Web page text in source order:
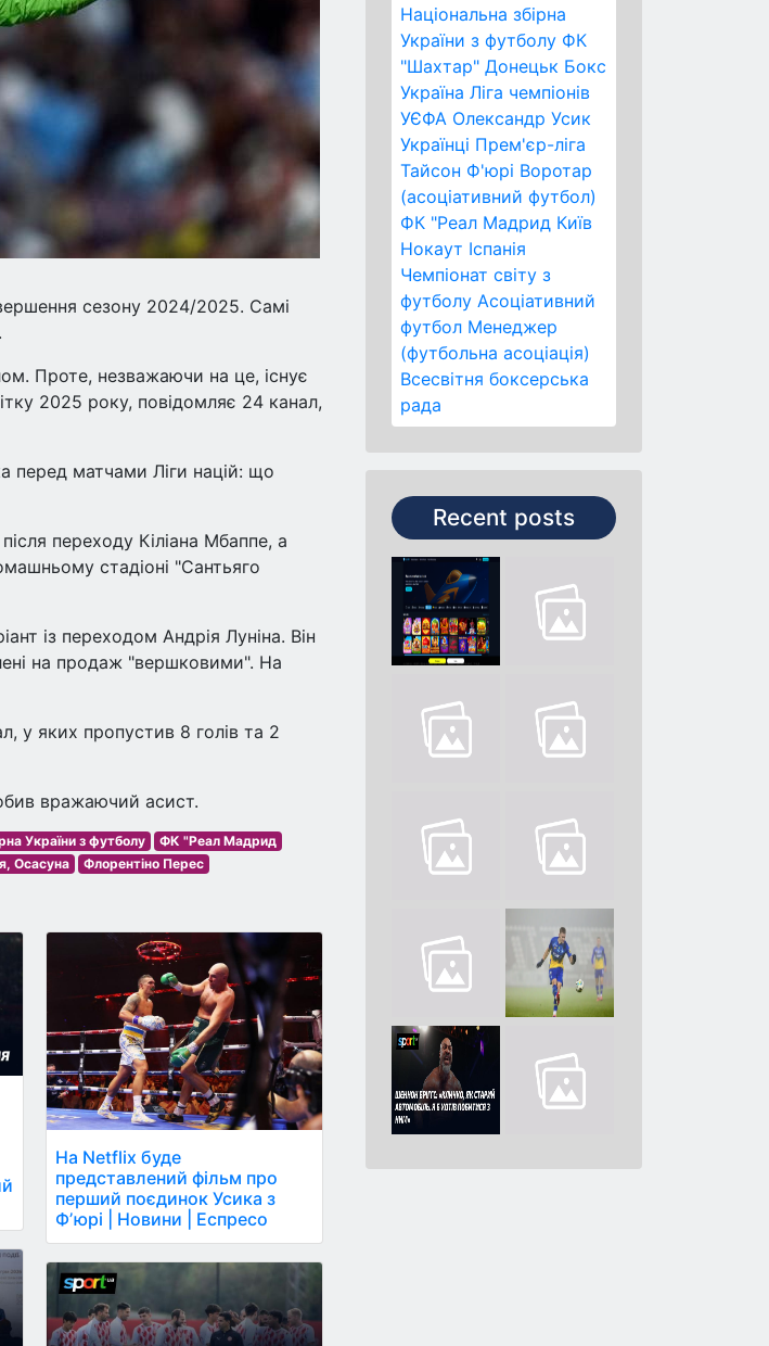
Національна збірна
України з футболу ФК
"Шахтар" Донецьк Бокс
Україна Ліга чемпіонів
УЄФА Олександр Усик
Українці Прем'єр-ліга
Тайсон Ф'юрі Воротар
(асоціативний футбол)
ФК "Реал Мадрид Київ
Нокаут Іспанія
Чемпіонат світу з
футболу Асоціативний
футбол Менеджер
(футбольна асоціація)
Всесвітня боксерська
рада
Recent posts
сезону 2024/2025. Самі
Проте, незважаючи на це, існує
2025 року, повідомляє 24 канал,
перед матчами Ліги націй: що
переходу Кіліана Мбаппе, а
стадіоні "Сантьяго
із переходом Андрія Луніна. Він
на продаж "вершковими". На
у яких пропустив 8 голів та 2
вражаючий асист.
України з футболу
ФК "Реал Мадрид
Осасуна Флорентіно Перес
На Netflix буде
представлений фільм про
перший поєдинок Усика з
Фʼюрі | Новини | Еспресо